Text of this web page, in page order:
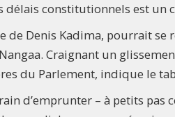
délais constitutionnels est un
de Denis Kadima, pourrait se
Craignant un
du Parlement, indique le
d’emprunter – à petits pas